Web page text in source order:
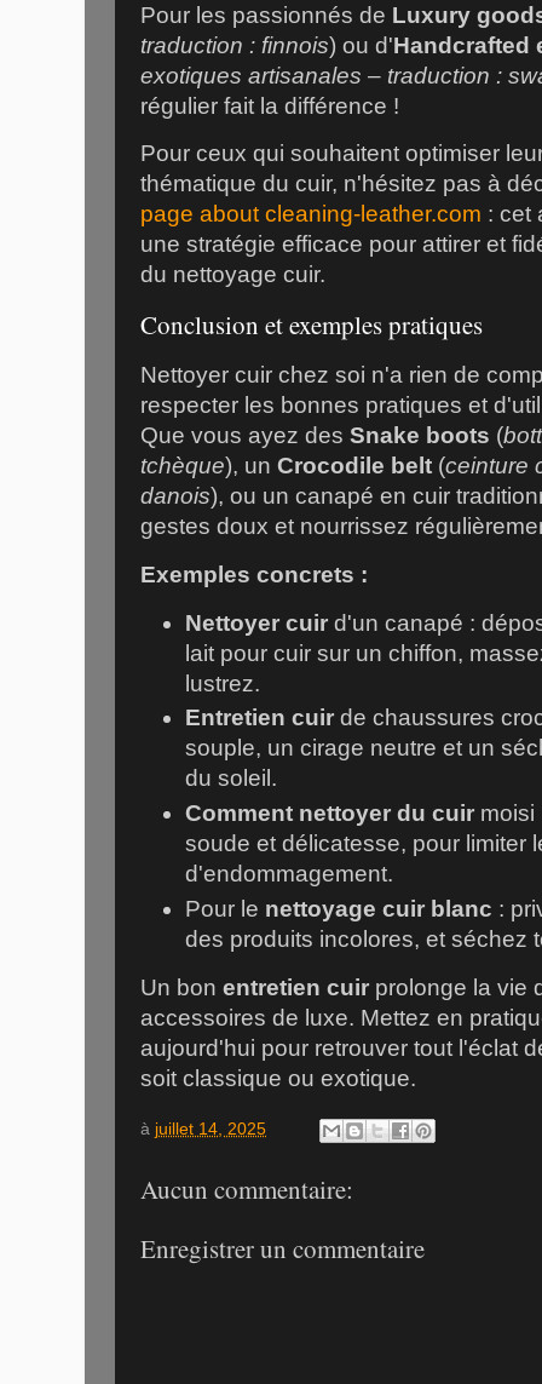
Pour les passionnés de Luxury
traduction : finnois) ou d'Handcrafted
exotiques artisanales – traduction :
régulier fait la différence !
Pour ceux qui souhaitent optimiser
thématique du cuir, n'hésitez pas à
page about cleaning-leather.com : cet
une stratégie efficace pour attirer et
du nettoyage cuir.
Conclusion et exemples pratiques
Nettoyer cuir chez soi n'a rien de
respecter les bonnes pratiques et
Que vous ayez des Snake boots (
tchèque), un Crocodile belt (ceinture
danois), ou un canapé en cuir
gestes doux et nourrissez
Exemples concrets :
Nettoyer cuir d'un canapé :
lait pour cuir sur un chiffon,
lustrez.
Entretien cuir de chaussures
souple, un cirage neutre et un
du soleil.
Comment nettoyer du cuir moisi
soude et délicatesse, pour limiter
d'endommagement.
Pour le nettoyage cuir blanc :
des produits incolores, et séchez
Un bon entretien cuir prolonge la vie
accessoires de luxe. Mettez en
aujourd'hui pour retrouver tout l'éclat
soit classique ou exotique.
à juillet 14, 2025
Aucun commentaire:
Enregistrer un commentaire